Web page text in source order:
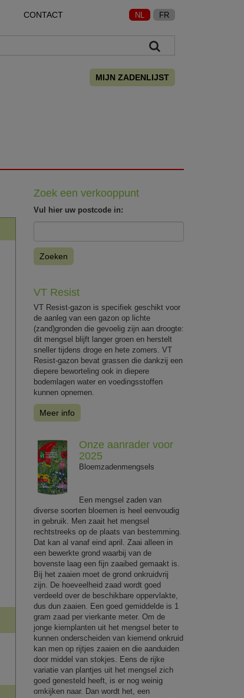
CONTACT NL FR
MIJN ZADENLIJST
Zoek een verkooppunt
Vul hier uw postcode in:
Zoeken
VT Resist
VT Resist-gazon is specifiek geschikt voor
de aanleg van een gazon op lichte
(zand)gronden die gevoelig zijn aan droogte:
dit mengsel blijft langer groen en herstelt
sneller tijdens droge en hete zomers. VT
Resist-gazon bevat grassen die dankzij een
diepere beworteling ook in diepere
bodemlagen water en voedingsstoffen
kunnen opnemen.
Meer info
Onze aanrader voor
2025
Bloemzadenmengsels
Een mengsel zaden van
diverse soorten bloemen is heel eenvoudig
in gebruik. Men zaait het mengsel
rechtstreeks op de plaats van bestemming.
Dat kan al vanaf eind april. Zaai alleen in
een bewerkte grond waarbij van de
bovenste laag een fijn zaaibed gemaakt is.
Bij het zaaien moet de grond onkruidvrij
zijn. De hoeveelheid zaad wordt goed
verdeeld over de beschikbare oppervlakte,
dus dun zaaien. Een goed gemiddelde is 1
gram zaad per vierkante meter. Om de
jonge kiemplanten uit het mengsel beter te
kunnen onderscheiden van kiemend onkruid
kan men op rijtjes zaaien en die aanduiden
door middel van stokjes. Eens de rijke
variatie van plantjes uit het mengsel zich
goed genesteld heeft, is er nog weinig
omkijken naar. Dan wordt het, een